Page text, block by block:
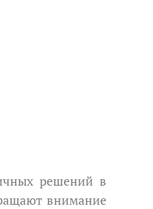
внимание